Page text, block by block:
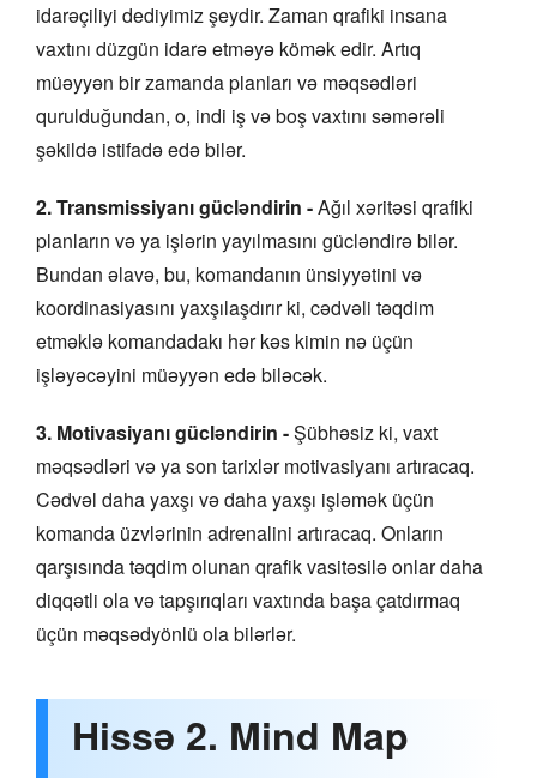
idarəçiliyi dediyimiz şeydir. Zaman qrafiki insana
vaxtını düzgün idarə etməyə kömək edir. Artıq
müəyyən bir zamanda planları və məqsədləri
qurulduğundan, o, indi iş və boş vaxtını səmərəli
şəkildə istifadə edə bilər.
2. Transmissiyanı gücləndirin -Ağıl xəritəsi qrafiki
planların və ya işlərin yayılmasını gücləndirə bilər.
Bundan əlavə, bu, komandanın ünsiyyətini və
koordinasiyasını yaxşılaşdırır ki, cədvəli təqdim
etməklə komandadakı hər kəs kimin nə üçün
işləyəcəyini müəyyən edə biləcək.
3. Motivasiyanı gücləndirin -Şübhəsiz ki, vaxt
məqsədləri və ya son tarixlər motivasiyanı artıracaq.
Cədvəl daha yaxşı və daha yaxşı işləmək üçün
komanda üzvlərinin adrenalini artıracaq. Onların
qarşısında təqdim olunan qrafik vasitəsilə onlar daha
diqqətli ola və tapşırıqları vaxtında başa çatdırmaq
üçün məqsədyönlü ola bilərlər.
Hissə 2. Mind Map